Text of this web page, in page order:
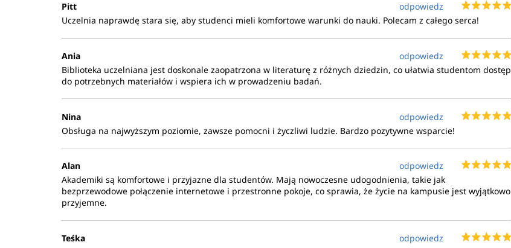
Pitt
odpowiedz
Uczelnia naprawdę stara się, aby studenci mieli komfortowe warunki do nauki. Polecam z całego serca!
Ania
odpowiedz
Biblioteka uczelniana jest doskonale zaopatrzona w literaturę z różnych dziedzin, co ułatwia studentom dostęp
do potrzebnych materiałów i wspiera ich w prowadzeniu badań.
Nina
odpowiedz
Obsługa na najwyższym poziomie, zawsze pomocni i życzliwi ludzie. Bardzo pozytywne wsparcie!
Alan
odpowiedz
Akademiki są komfortowe i przyjazne dla studentów. Mają nowoczesne udogodnienia, takie jak
bezprzewodowe połączenie internetowe i przestronne pokoje, co sprawia, że życie na kampusie jest wyjątkowo
przyjemne.
Teśka
odpowiedz